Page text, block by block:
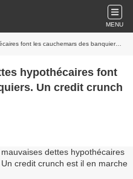
MENU
des banquiers. Un credit crunch est il en marche ?
hypothécaires font
Un credit crunch